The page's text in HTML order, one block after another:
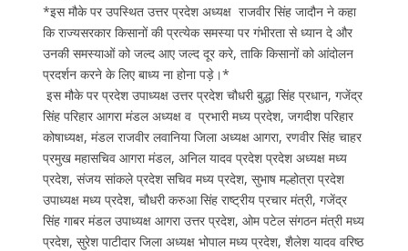
*इस मौके पर उपस्थित उत्तर प्रदेश अध्यक्ष राजवीर सिंह जादौन ने कहा
कि राज्यसरकार किसानों की प्रत्येक समस्या पर गंभीरता से ध्यान दे और
उनकी समस्याओं को जल्द आए जल्द दूर करे, ताकि किसानों को आंदोलन
प्रदर्शन करने के लिए बाध्य ना होना पड़े।*
इस मौके पर प्रदेश उपाध्यक्ष उत्तर प्रदेश चौधरी ‌बुद्धा सिंह प्रधान, गजेंद्र
सिंह परिहार‌ आगरा मंडल अध्यक्ष व प्रभारी मध्य प्रदेश, जगदीश परिहार
कोषाध्यक्ष, मंडल राजवीर लवानिया जिला अध्यक्ष आगरा, रणवीर सिंह चाहर
प्रमुख महासचिव आगरा मंडल, अनिल यादव प्रदेश प्रदेश अध्यक्ष मध्य
प्रदेश, संजय सांकले प्रदेश सचिव मध्य प्रदेश, सुभाष मल्होत्रा प्रदेश
उपाध्यक्ष मध्य प्रदेश, चौधरी करुआ सिंह राष्ट्रीय प्रचार मंत्री, गजेंद्र
सिंह गाबर मंडल उपाध्यक्ष आगरा उत्तर प्रदेश, ओम पटेल संगठन मंत्री मध्य
प्रदेश, सुरेश पाटीदार जिला अध्यक्ष भोपाल मध्य प्रदेश, शैलेश यादव वरिष्ठ